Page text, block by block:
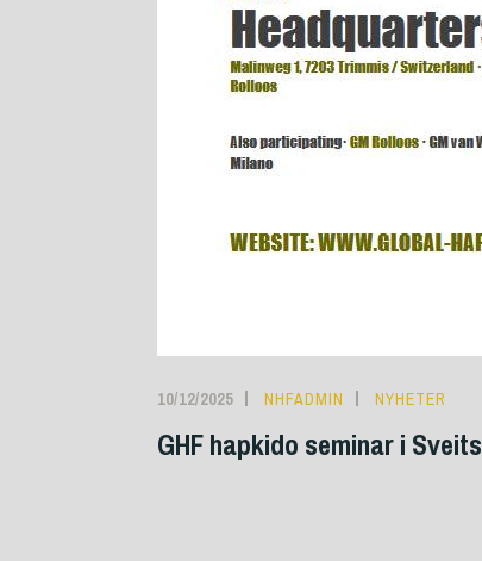
10/12/2025 NHFADMIN NYHETER
GHF hapkido seminar i Sveits